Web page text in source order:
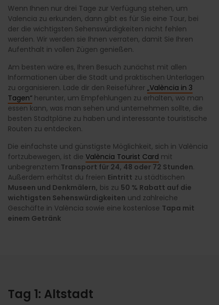
Wenn Ihnen nur drei Tage zur Verfügung stehen, um
Valencia zu erkunden, dann gibt es für Sie eine Tour, bei
der die wichtigsten Sehenswürdigkeiten nicht fehlen
werden. Wir werden sie Ihnen verraten, damit Sie Ihren
Aufenthalt in vollen Zügen genießen.
Am besten wäre es, Ihren Besuch zunächst mit allen
Informationen über die Stadt und praktischen Unterlagen
zu organisieren. Lade dir den Reiseführer „València in 3
Tagen“ herunter, um Empfehlungen zu erhalten, wo man
essen kann, was man sehen und unternehmen sollte, die
besten Stadtpläne zu haben und interessante touristische
Routen zu entdecken.
Die einfachste und günstigste Möglichkeit, sich in València
fortzubewegen, ist die València Tourist Card mit
unbegrenztem Transport für 24, 48 oder 72 Stunden.
Außerdem erhältst du freien Eintritt zu städtischen
Museen und Denkmälern, bis zu 50 % Rabatt auf die
wichtigsten Sehenswürdigkeiten und zahlreiche
Geschäfte in València sowie eine kostenlose Tapa mit
einem Getränk
Tag 1: Altstadt